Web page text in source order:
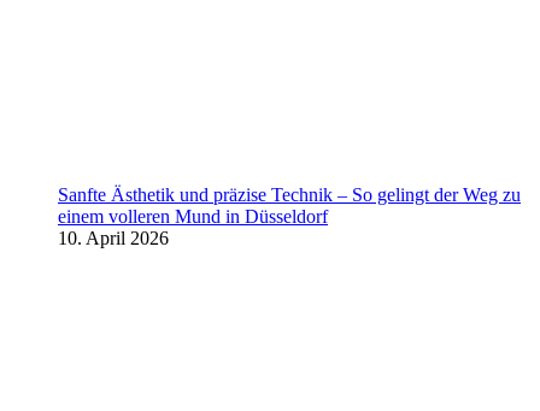
Sanfte Ästhetik und präzise Technik – So gelingt der Weg zu
einem volleren Mund in Düsseldorf
10. April 2026